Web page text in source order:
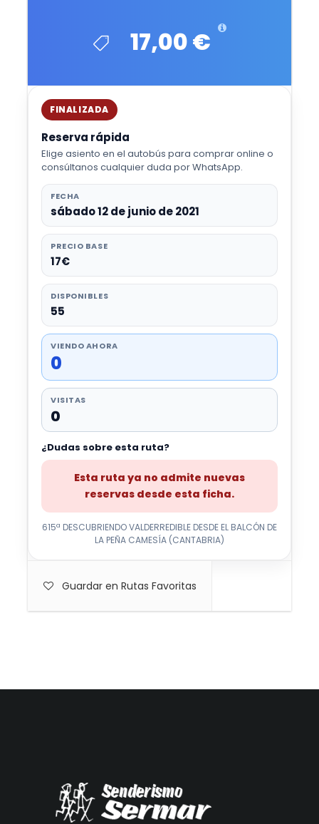
17,00 €
FINALIZADA
Reserva rápida
Elige asiento en el autobús para comprar online o
consúltanos cualquier duda por WhatsApp.
FECHA
sábado 12 de junio de 2021
PRECIO BASE
17€
DISPONIBLES
55
VIENDO AHORA
0
VISITAS
0
¿Dudas sobre esta ruta?
Esta ruta ya no admite nuevas
reservas desde esta ficha.
615ª DESCUBRIENDO VALDERREDIBLE DESDE EL BALCÓN DE
LA PEÑA CAMESÍA (CANTABRIA)
Guardar en Rutas Favoritas